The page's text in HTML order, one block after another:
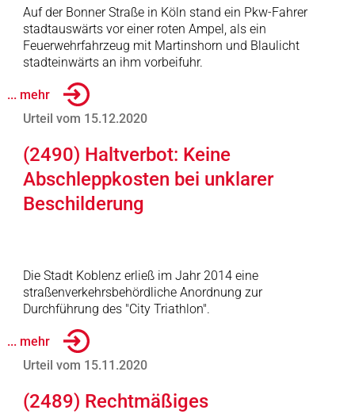
Auf der Bonner Straße in Köln stand ein Pkw-Fahrer
stadtauswärts vor einer roten Ampel, als ein
Feuerwehrfahrzeug mit Martinshorn und Blaulicht
stadteinwärts an ihm vorbeifuhr.
... mehr
Urteil vom 15.12.2020
(2490) Haltverbot: Keine
Abschleppkosten bei unklarer
Beschilderung
Die Stadt Koblenz erließ im Jahr 2014 eine
straßenverkehrsbehördliche Anordnung zur
Durchführung des "City Triathlon".
... mehr
Urteil vom 15.11.2020
(2489) Rechtmäßiges